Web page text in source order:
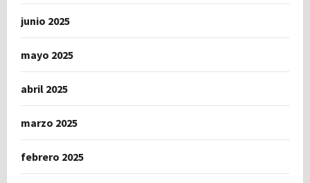
junio 2025
mayo 2025
abril 2025
marzo 2025
febrero 2025